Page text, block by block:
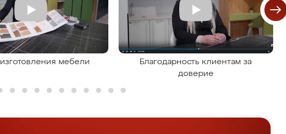
мебели
Благодарность клиентам за
доверие